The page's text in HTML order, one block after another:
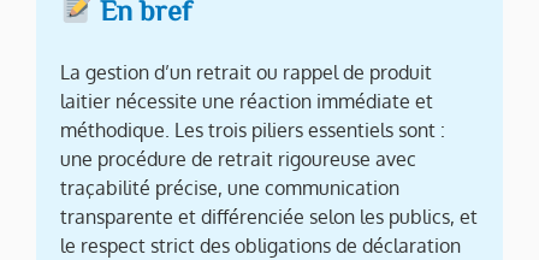
En bref
La gestion d’un retrait ou rappel de produit
laitier nécessite une réaction immédiate et
méthodique. Les trois piliers essentiels sont :
une procédure de retrait rigoureuse avec
traçabilité précise, une communication
transparente et différenciée selon les publics, et
le respect strict des obligations de déclaration